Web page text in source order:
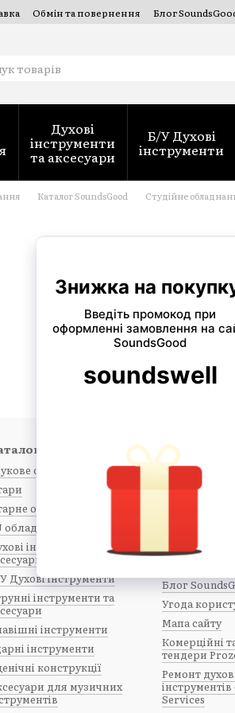
Обмін та повернення Блог
Духові
інструменти
та аксесуари
Б/У Духові
інструменти
Каталог SoundsGood Студійне
обладнання
обладнання
обладнання
інструменти та
Духові інструменти
інструменти та
інструменти
інструменти
конструкції
для музичних
Клієнтам
Вхід до
Каталог
Контактна
Оплата і
Обмін та
Блог
Угода
Мапа сайту
Комерційні
тендери
Ремонт
Services